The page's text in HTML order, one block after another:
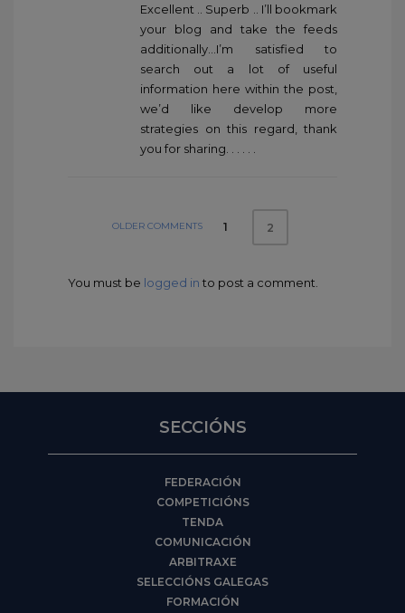
Excellent .. Superb .. I’ll bookmark
your blog and take the feeds
additionally…I’m satisfied to
search out a lot of useful
information here within the post,
we’d like develop more
strategies on this regard, thank
you for sharing. . . . . .
OLDER COMMENTS 1 2
You must be logged in to post a comment.
SECCIÓNS
FEDERACIÓN
COMPETICIÓNS
TENDA
COMUNICACIÓN
ARBITRAXE
SELECCIÓNS GALEGAS
FORMACIÓN